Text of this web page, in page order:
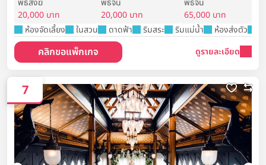
พิธีสงฆ์
20,000 บาท
พิธีจีน
20,000 บาท
พิธีจีน
65,000 บาท
ห้องจัดเลี้ยง
ในสวน ดาดฟ้า ริมสระ ริมแม่น้ำ ห้องส่งตัว
คลิกขอแพ็กเกจ ดูรายละเอียด
7